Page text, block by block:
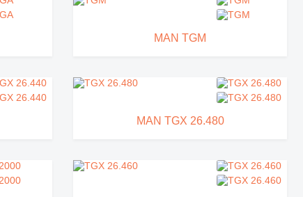
MAN TGM
MAN TGX 26.480